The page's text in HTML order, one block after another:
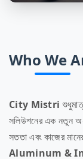
Who We
City Mistri
সলিউশনের এক নতুন
সততা এবং কাজের
Aluminum &